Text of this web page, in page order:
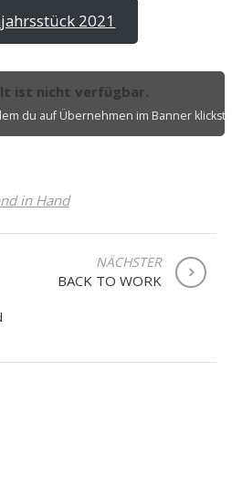
2021
ist nicht verfügbar.
du auf Übernehmen im Banner klickst.
in Hand
NÄCHSTER
BACK TO WORK